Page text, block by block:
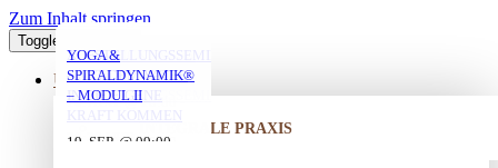
Zum Inhalt springen
Toggle Navigation
ÜBER UNS
INTEGRALE PRAXIS
YOGA MIT DANIEL
10. AUG. @ 18:00
19:30
YOGA MIT DANIEL
10. AUG. @ 20:00
21:30
YOGA MIT DANIEL
11. AUG. @ 18:00
19:30
VERSTRICKUNGEN
LÖSEN – OFFENES
AUFSTELLUNGSSEMINAR
25. AUG. @ 17:00
AUFSTELLUNGSSEMINAR
– MIT DEM VATER
IN DIE EIGENE
KRAFT KOMMEN
YOGA &
SPIRALDYNAMIK®
– MODUL II
19. SEP. @ 09:00